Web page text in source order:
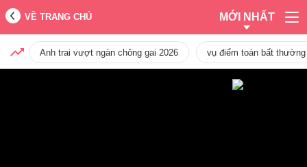
VỀ TRANG CHỦ MỚI NHẤT
Anh trai vượt ngàn chông gai 2026 vụ điểm toán bất